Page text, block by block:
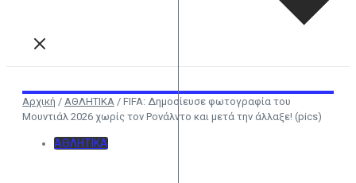
Αρχική / ΑΘΛΗΤΙΚΑ / FIFA: Δημοσίευσε φωτογραφία του
Μουντιάλ 2026 χωρίς τον Ρονάλντο και μετά την άλλαξε! (pics)
ΑΘΛΗΤΙΚΑ